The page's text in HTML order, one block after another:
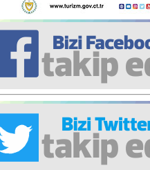
FIRSAT VE KORKU
Turgut ÇALICI
İki Lakırdı da benden!
Yrd. Doç. Ercan HOŞKARA
Yatırım Yapmazsan Var Olamazsın:
Hedefteki Kurum Kıb-Tek
Rana Sarro
Başıma gelen skandal olayı